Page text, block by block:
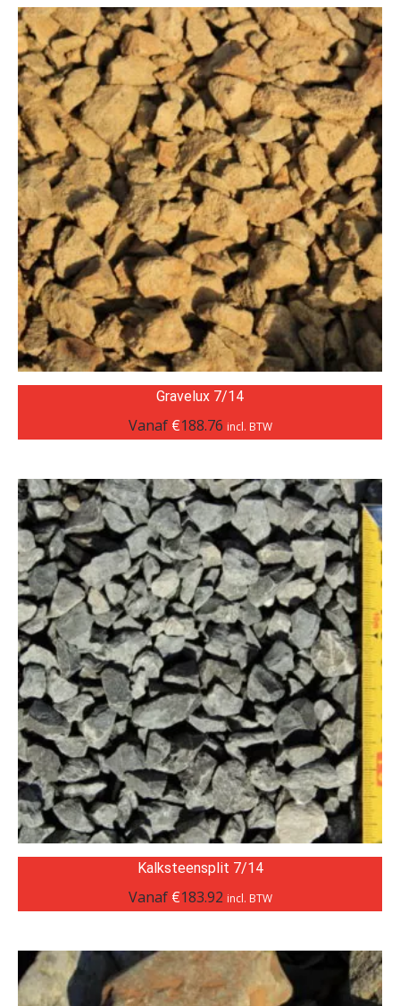
Gravelux 7/14
Vanaf €188.76 incl. BTW
Kalksteensplit 7/14
Vanaf €183.92 incl. BTW